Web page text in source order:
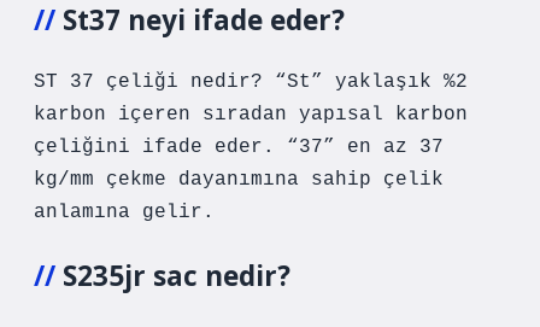
St37 neyi ifade eder?
ST 37 çeliği nedir? “St” yaklaşık %2
karbon içeren sıradan yapısal karbon
çeliğini ifade eder. “37” en az 37
kg/mm ​​çekme dayanımına sahip çelik
anlamına gelir.
S235jr sac nedir?